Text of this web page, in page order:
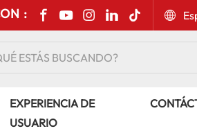
:
Русский
EXPERIENCIA DE
USUARIO